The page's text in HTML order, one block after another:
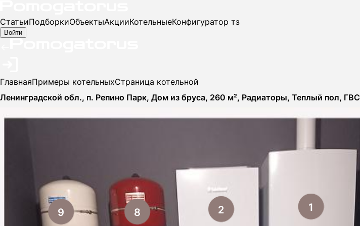
СтатьиПодборкиОбъектыАкцииКотельныеКонфигуратор тз
Войти
ГлавнаяПримеры котельныхСтраница котельной
Ленинградской обл., п. Репино Парк, Дом из бруса, 260 м², Радиаторы, Теплый пол, ГВС
1
2
8
9